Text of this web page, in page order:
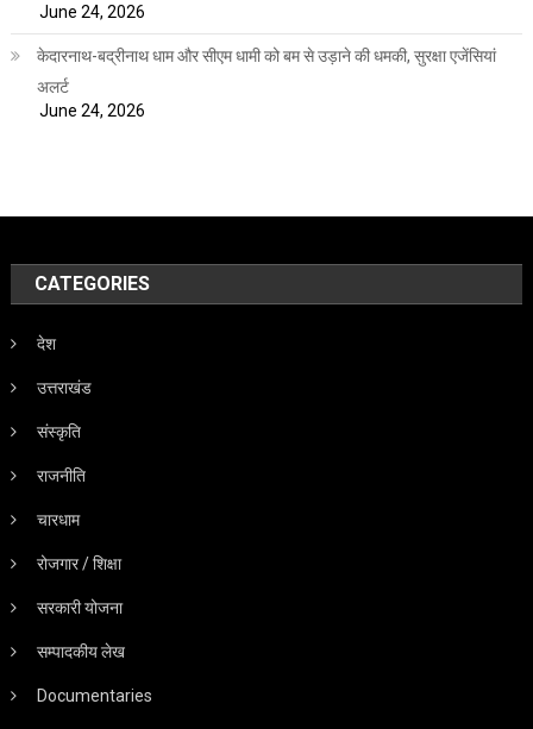
June 24, 2026
केदारनाथ-बद्रीनाथ धाम और सीएम धामी को बम से उड़ाने की धमकी, सुरक्षा एजेंसियां
अलर्ट
June 24, 2026
CATEGORIES
देश
उत्तराखंड
संस्कृति
राजनीति
चारधाम
रोजगार / शिक्षा
सरकारी योजना
सम्पादकीय लेख
Documentaries